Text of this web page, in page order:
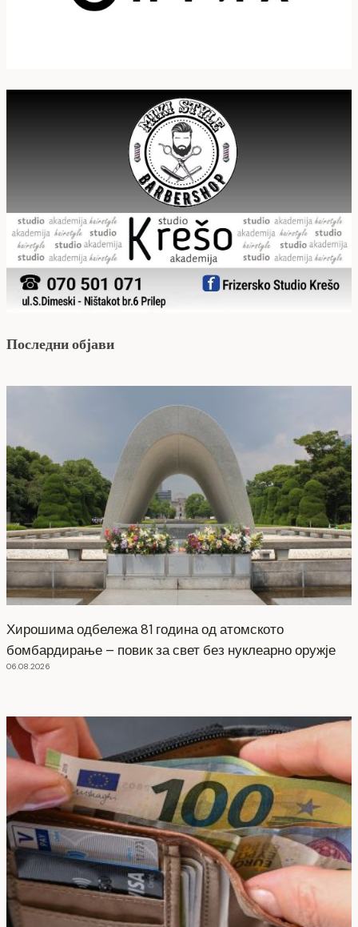
Последни објави
Хирошима одбележа 81 година од атомското
бомбардирање – повик за свет без нуклеарно оружје
06.08.2026